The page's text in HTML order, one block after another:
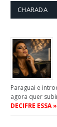
CHARADA
Paraguai e
agora quer
DECIFRE ESSA »